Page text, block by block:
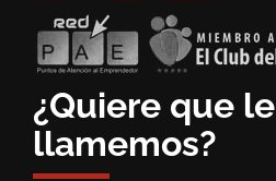
¿Quiere que le
llamemos?